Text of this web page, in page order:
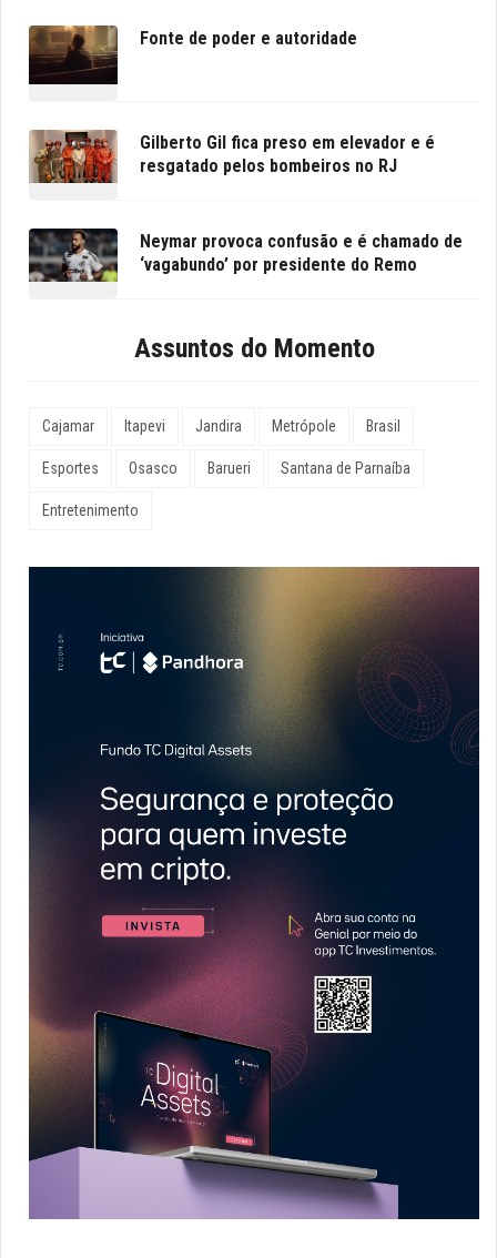
Fonte de poder e autoridade
Gilberto Gil fica preso em elevador e é
resgatado pelos bombeiros no RJ
Neymar provoca confusão e é chamado de
‘vagabundo’ por presidente do Remo
Assuntos do Momento
Cajamar Itapevi Jandira Metrópole Brasil
Esportes Osasco Barueri Santana de Parnaíba
Entretenimento